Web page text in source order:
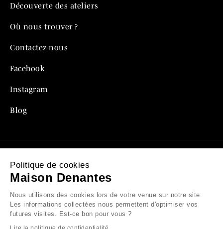
Découverte des ateliers
Où nous trouver ?
Contactez-nous
Facebook
Instagram
Blog
Mentions légales
Politique de confidentialité
Conditions générales de vente
Politique de cookies
Maison Denantes
Nous utilisons des cookies lors de votre venue sur notre site.
Les informations collectées nous permettent d'optimiser vos
futures visites. Est-ce bon pour vous ?